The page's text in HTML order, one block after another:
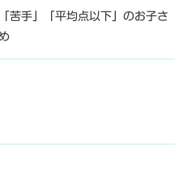
苦手」「平均点以下」のお子さ